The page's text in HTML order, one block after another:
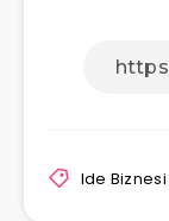
Ide Biznesi